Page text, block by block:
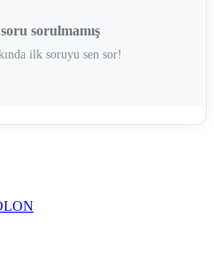
sorulmamış
ilk soruyu sen sor!